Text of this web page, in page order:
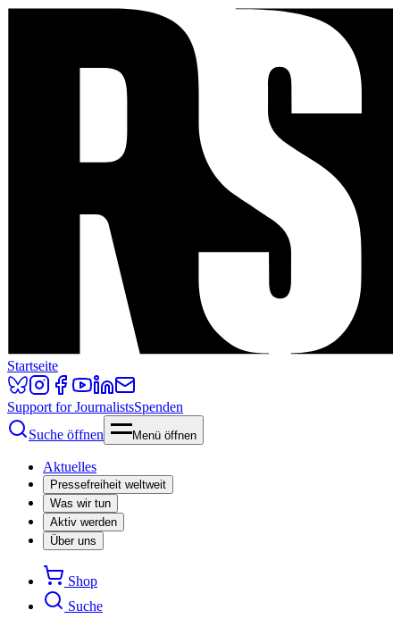
Startseite
Support for JournalistsSpenden
Suche öffnen
Menü öffnen
Aktuelles
Pressefreiheit weltweit
Was wir tun
Aktiv werden
Über uns
Shop
Suche